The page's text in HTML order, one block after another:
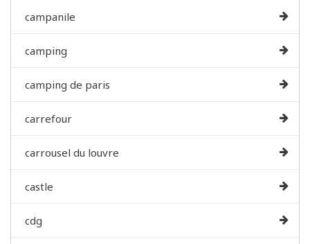
campanile
camping
camping de paris
carrefour
carrousel du louvre
castle
cdg